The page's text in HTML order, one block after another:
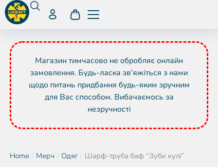
Магазин тимчасово не обробляє онлайн
замовлення. Будь-ласка зв’яжіться з нами
щодо питань придбання будь-яким зручним
для Вас способом. Вибачаємось за
незручності
You are here:
Home Мерч Одяг Шарф-труба баф “Зуби кулі”